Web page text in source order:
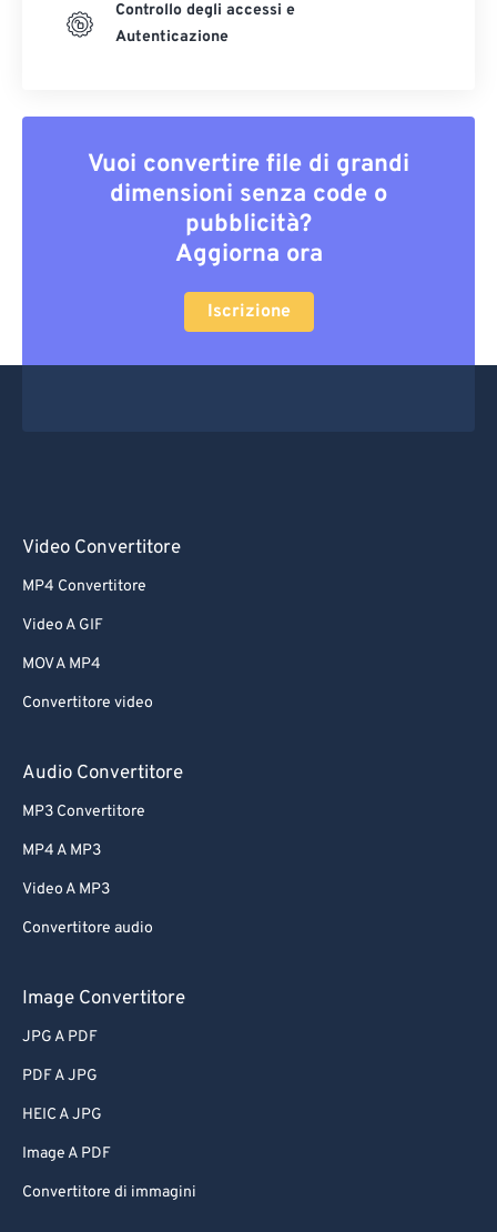
Controllo degli accessi e
Autenticazione
Vuoi convertire file di grandi
dimensioni senza code o
pubblicità?
Aggiorna ora
Iscrizione
Video Convertitore
MP4 Convertitore
Video A GIF
MOV A MP4
Convertitore video
Audio Convertitore
MP3 Convertitore
MP4 A MP3
Video A MP3
Convertitore audio
Image Convertitore
JPG A PDF
PDF A JPG
HEIC A JPG
Image A PDF
Convertitore di immagini